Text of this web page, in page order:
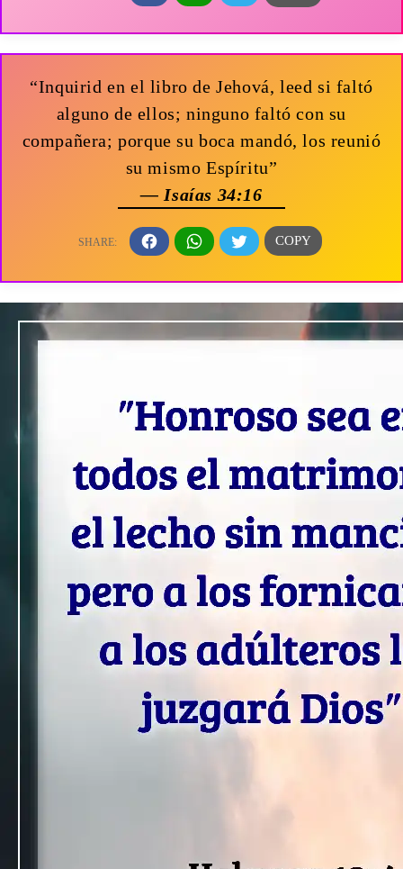
“Inquirid en el libro de Jehová, leed si faltó
alguno de ellos; ninguno faltó con su
compañera; porque su boca mandó, los reunió
su mismo Espíritu”
— Isaías 34:16